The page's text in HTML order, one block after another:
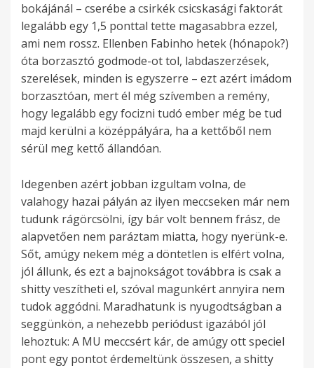
bokájánál – cserébe a csirkék csicskasági faktorát
legalább egy 1,5 ponttal tette magasabbra ezzel,
ami nem rossz. Ellenben Fabinho hetek (hónapok?)
óta borzasztó godmode-ot tol, labdaszerzések,
szerelések, minden is egyszerre – ezt azért imádom
borzasztóan, mert él még szívemben a remény,
hogy legalább egy focizni tudó ember még be tud
majd kerülni a középpályára, ha a kettőből nem
sérül meg kettő állandóan.
Idegenben azért jobban izgultam volna, de
valahogy hazai pályán az ilyen meccseken már nem
tudunk rágörcsölni, így bár volt bennem frász, de
alapvetően nem paráztam miatta, hogy nyerünk-e.
Sőt, amúgy nekem még a döntetlen is elfért volna,
jól állunk, és ezt a bajnokságot továbbra is csak a
shitty veszítheti el, szóval magunkért annyira nem
tudok aggódni. Maradhatunk is nyugodtságban a
seggünkön, a nehezebb periódust igazából jól
lehoztuk: A MU meccsért kár, de amúgy ott speciel
pont egy pontot érdemeltünk összesen, a shitty